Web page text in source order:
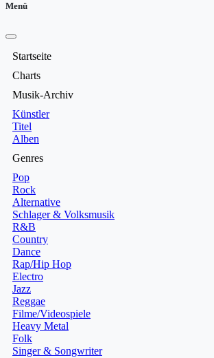
Menü
Startseite
Charts
Musik-Archiv
Künstler
Titel
Alben
Genres
Pop
Rock
Alternative
Schlager & Volksmusik
R&B
Country
Dance
Rap/Hip Hop
Electro
Jazz
Reggae
Filme/Videospiele
Heavy Metal
Folk
Singer & Songwriter